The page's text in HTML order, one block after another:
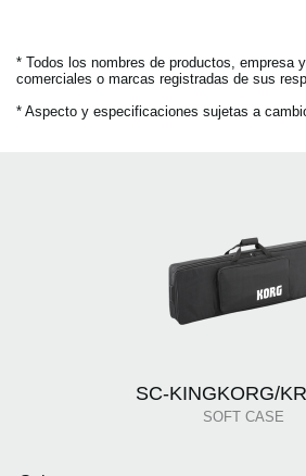
* Todos los nombres de productos, empresa
comerciales o marcas registradas de sus
* Aspecto y especificaciones sujetas a
SC-KINGKORG/
SOFT CASE